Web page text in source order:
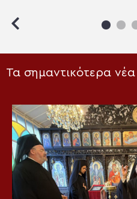
Τα σημαντικότερα νέα